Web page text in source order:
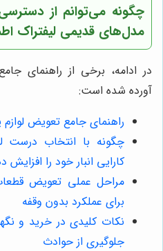
چگونه می‌توانم از
مدل‌های قدیمی لیفتراک
در ادامه، برخی از راهنمای
آورده شده است:
راهنمای جامع تعویض لوازم
چگونه با انتخاب درست
کارایی انبار خود را افزایش
مراحل عملی تعویض
برای عملکرد بدون وقفه
نکات کلیدی در خرید و
جلوگیری از حوادث